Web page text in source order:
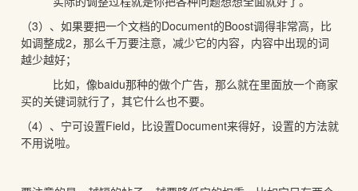
（3）、如果要把一个文档的Document的Boost调得非常高，比
如调整成2，那么千万要注意，减少它的内容，内容中出现的词
越少越好；
比如，像baidu那种的做个广告，那么就在里面放一个商家
买的关键词就行了，其它什么也不要。
（4）、宁可设置Field，比设置Document来得好，设置的方法就
不用说啦。